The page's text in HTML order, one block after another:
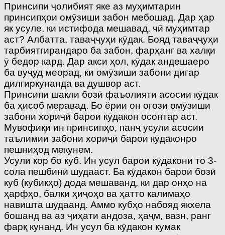
Принсипи ҷолибият яке аз муҳимтарин
принсипҳои омӯзиши забон мебошад. Дар ҳар
як усуле, ки истифода мешавад, чӣ муҳимтар
аст? Албатта, таваҷҷуҳи кӯдак. Бояд таваҷҷуҳи
тарбиятгирандаро ба забон, фарҳанг ва халқи
ӯ бедор кард. Дар акси ҳол, кӯдак андешаеро
ба вуҷуд меорад, ки омӯзиши забони дигар
дилгиркунанда ва душвор аст.
Принсипи шакли бозӣ фаъолияти асосии кӯдак
ба ҳисоб меравад. Бо ёрии он оғози омӯзиши
забони хориҷӣ барои кӯдакон осонтар аст.
Мувофиқи ин принсипҳо, панҷ усули асосии
таълимии забони хориҷӣ барои кӯдаконро
пешниҳод мекунем.
Усули кор бо куб. Ин усул барои кӯдакони то 3-
сола пешбинӣ шудааст. Ба кӯдакон барои бозӣ
куб (кубикҳо) дода мешаванд, ки дар онҳо на
ҳарфҳо, балки ҳиҷоҳо ва ҳатто калимаҳо
навишта шудаанд. Аммо кубҳо набояд якхела
бошанд ва аз ҷиҳати андоза, ҳаҷм, вазн, ранг
фарқ кунанд. Ин усул ба кӯдакон кумак